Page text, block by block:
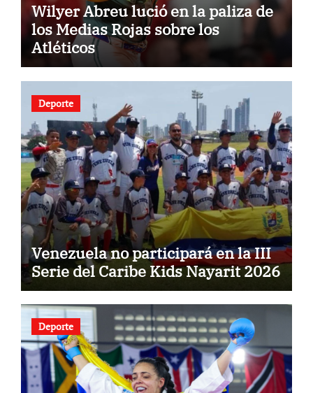
Wilyer Abreu lució en la paliza de
los Medias Rojas sobre los
Atléticos
Deporte
Venezuela no participará en la III
Serie del Caribe Kids Nayarit 2026
Deporte